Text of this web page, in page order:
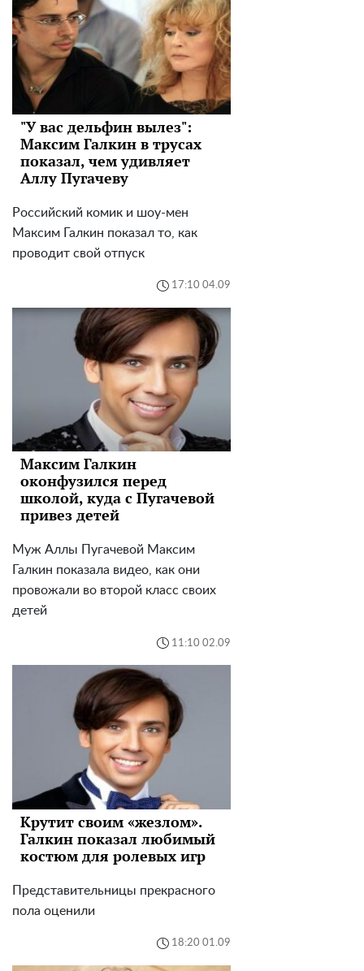
"У вас дельфин вылез":
Максим Галкин в трусах
показал, чем удивляет
Аллу Пугачеву
Российский комик и шоу-мен
Максим Галкин показал то, как
проводит свой отпуск
17:10 04.09
Максим Галкин
оконфузился перед
школой, куда с Пугачевой
привез детей
Муж Аллы Пугачевой Максим
Галкин показала видео, как они
провожали во второй класс своих
детей
11:10 02.09
Крутит своим «жезлом».
Галкин показал любимый
костюм для ролевых игр
Представительницы прекрасного
пола оценили
18:20 01.09